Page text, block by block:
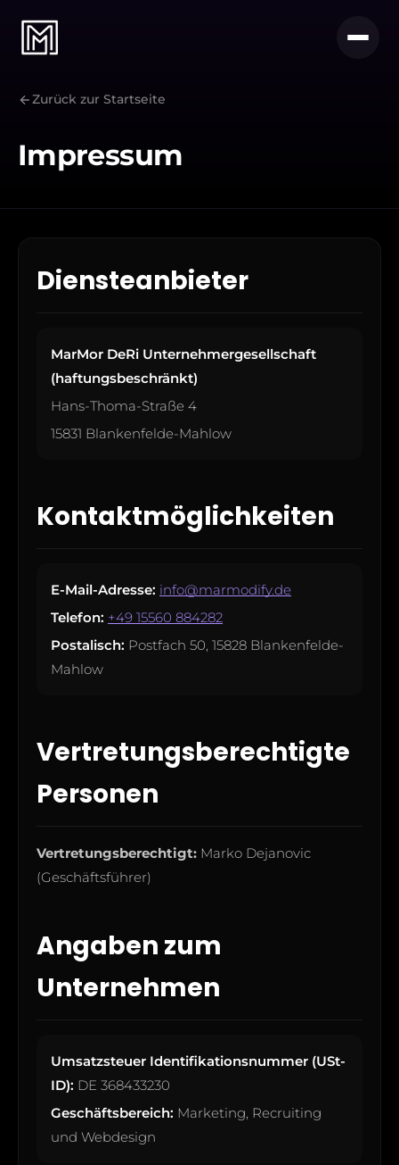
Zurück zur Startseite
Impressum
Diensteanbieter
MarMor DeRi Unternehmergesellschaft
(haftungsbeschränkt)
Hans-Thoma-Straße 4
15831 Blankenfelde-Mahlow
Kontaktmöglichkeiten
E-Mail-Adresse: info@marmodify.de
Telefon: +49 15560 884282
Postalisch: Postfach 50, 15828 Blankenfelde-
Mahlow
Vertretungsberechtigte
Personen
Vertretungsberechtigt: Marko Dejanovic
(Geschäftsführer)
Angaben zum
Unternehmen
Umsatzsteuer Identifikationsnummer (USt-
ID): DE 368433230
Geschäftsbereich: Marketing, Recruiting
und Webdesign